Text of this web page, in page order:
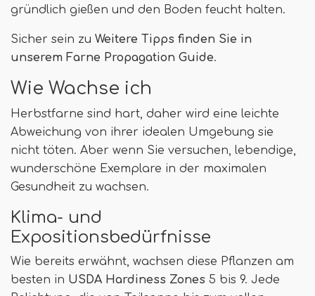
gründlich gießen und den Boden feucht halten.
Sicher sein zu Weitere Tipps finden Sie in
unserem Farne Propagation Guide.
Wie Wachse ich
Herbstfarne sind hart, daher wird eine leichte
Abweichung von ihrer idealen Umgebung sie
nicht töten. Aber wenn Sie versuchen, lebendige,
wunderschöne Exemplare in der maximalen
Gesundheit zu wachsen.
Klima- und
Expositionsbedürfnisse
Wie bereits erwähnt, wachsen diese Pflanzen am
besten in USDA Hardiness Zones 5 bis 9. Jede